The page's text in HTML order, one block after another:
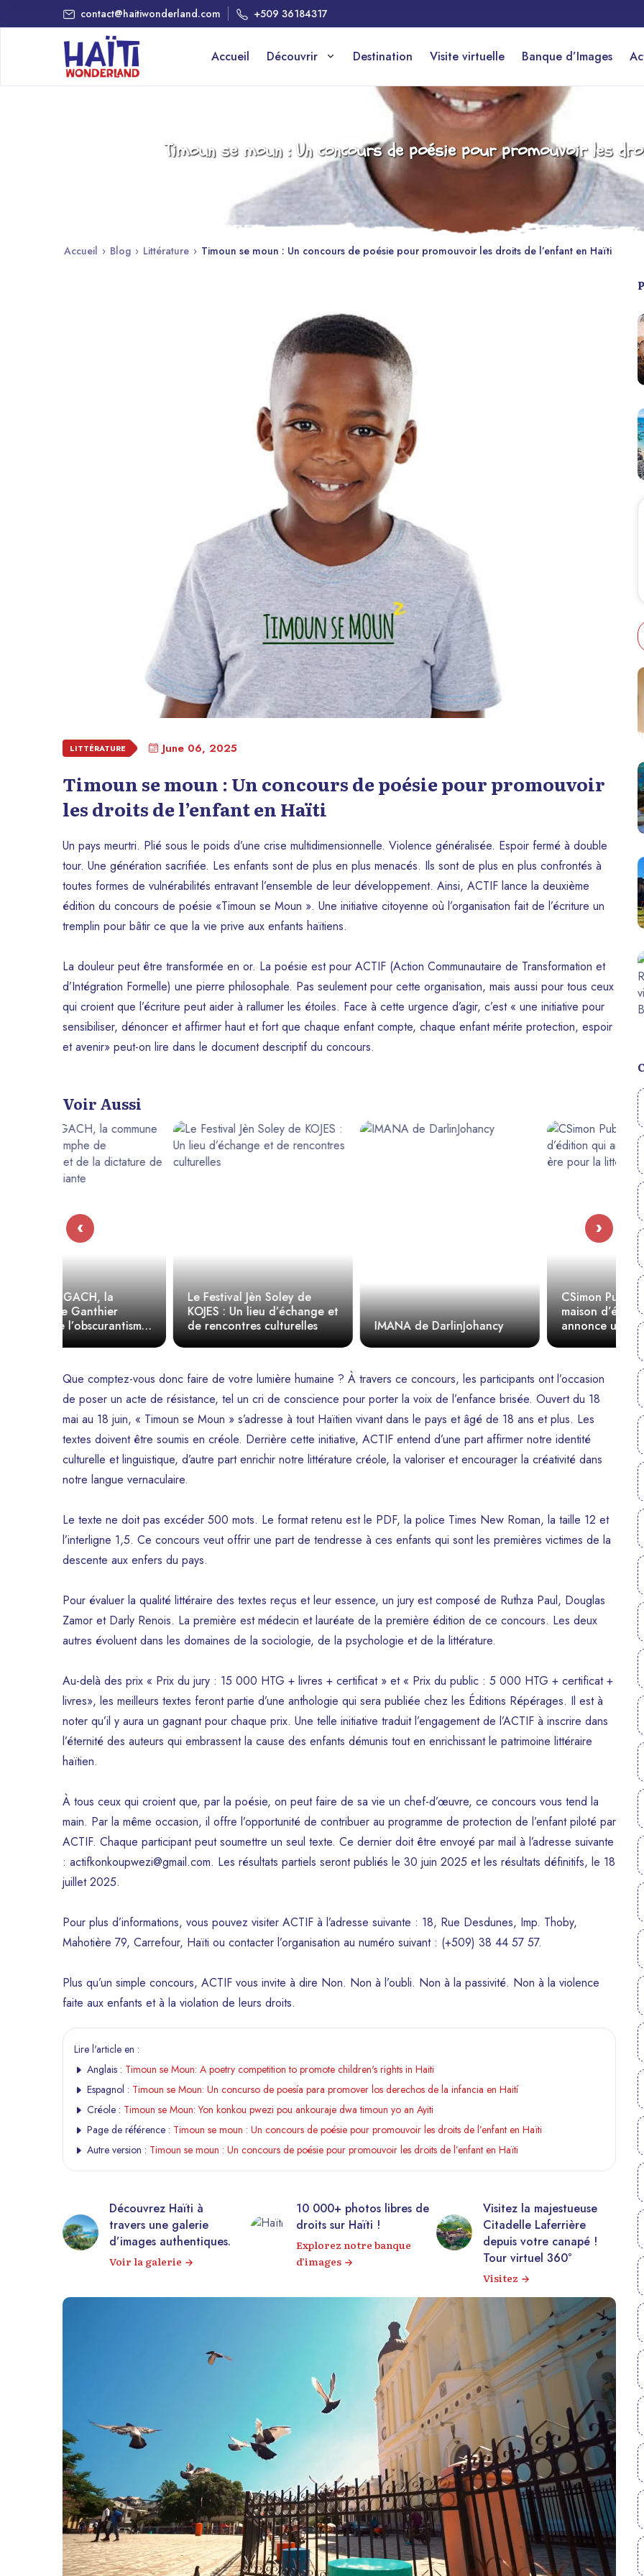
contact@haitiwonderland.com +509 36184317
Accueil Découvrir Destination Visite virtuelle Banque d’Images
Timoun se moun : Un concours de poésie pour promouvoir les
Accueil › Blog › Littérature › Timoun se moun : Un concours de poésie pour promouvoir les droits de l’enfant en Haïti
LITTÉRATURE June 06, 2025
Timoun se moun : Un concours de poésie pour promouvoir
les droits de l’enfant en Haïti
Un pays meurtri. Plié sous le poids d’une crise multidimensionnelle. Violence généralisée. Espoir fermé à double
tour. Une génération sacrifiée. Les enfants sont de plus en plus menacés. Ils sont de plus en plus confrontés à
toutes formes de vulnérabilités entravant l’ensemble de leur développement. Ainsi, ACTIF lance la deuxième
édition du concours de poésie «Timoun se Moun ». Une initiative citoyenne où l’organisation fait de l’écriture un
tremplin pour bâtir ce que la vie prive aux enfants haïtiens.
La douleur peut être transformée en or. La poésie est pour ACTIF (Action Communautaire de Transformation et
d’Intégration Formelle) une pierre philosophale. Pas seulement pour cette organisation, mais aussi pour tous ceux
qui croient que l’écriture peut aider à rallumer les étoiles. Face à cette urgence d’agir, c’est « une initiative pour
sensibiliser, dénoncer et affirmer haut et fort que chaque enfant compte, chaque enfant mérite protection, espoir
et avenir» peut-on lire dans le document descriptif du concours.
Voir Aussi
Le Festival Jèn Soley de
KOJES : Un lieu d’échange et
de rencontres culturelles
IMANA de DarlinJohancy
CSimon Publishing : la
maison d’édition qui
annonce une nouvelle ère
pour la littérature haïtienne
‹ ›
Que comptez-vous donc faire de votre lumière humaine ? À travers ce concours, les participants ont l’occasion
de poser un acte de résistance, tel un cri de conscience pour porter la voix de l’enfance brisée. Ouvert du 18
mai au 18 juin, « Timoun se Moun » s’adresse à tout Haïtien vivant dans le pays et âgé de 18 ans et plus. Les
textes doivent être soumis en créole. Derrière cette initiative, ACTIF entend d’une part affirmer notre identité
culturelle et linguistique, d’autre part enrichir notre littérature créole, la valoriser et encourager la créativité dans
notre langue vernaculaire.
Le texte ne doit pas excéder 500 mots. Le format retenu est le PDF, la police Times New Roman, la taille 12 et
l’interligne 1,5. Ce concours veut offrir une part de tendresse à ces enfants qui sont les premières victimes de la
descente aux enfers du pays.
Pour évaluer la qualité littéraire des textes reçus et leur essence, un jury est composé de Ruthza Paul, Douglas
Zamor et Darly Renois. La première est médecin et lauréate de la première édition de ce concours. Les deux
autres évoluent dans les domaines de la sociologie, de la psychologie et de la littérature.
Au-delà des prix « Prix du jury : 15 000 HTG + livres + certificat » et « Prix du public : 5 000 HTG + certificat +
livres», les meilleurs textes feront partie d’une anthologie qui sera publiée chez les Éditions Répérages. Il est à
noter qu’il y aura un gagnant pour chaque prix. Une telle initiative traduit l’engagement de l’ACTIF à inscrire dans
l’éternité des auteurs qui embrassent la cause des enfants démunis tout en enrichissant le patrimoine littéraire
haïtien.
À tous ceux qui croient que, par la poésie, on peut faire de sa vie un chef-d’œuvre, ce concours vous tend la
main. Par la même occasion, il offre l’opportunité de contribuer au programme de protection de l’enfant piloté par
ACTIF. Chaque participant peut soumettre un seul texte. Ce dernier doit être envoyé par mail à l’adresse suivante
: actifkonkoupwezi@gmail.com. Les résultats partiels seront publiés le 30 juin 2025 et les résultats définitifs, le 18
juillet 2025.
Pour plus d’informations, vous pouvez visiter ACTIF à l’adresse suivante : 18, Rue Desdunes, Imp. Thoby,
Mahotière 79, Carrefour, Haïti ou contacter l’organisation au numéro suivant : (+509) 38 44 57 57.
Plus qu’un simple concours, ACTIF vous invite à dire Non. Non à l’oubli. Non à la passivité. Non à la violence
faite aux enfants et à la violation de leurs droits.
Lire l'article en :
Anglais : Timoun se Moun: A poetry competition to promote children's rights in Haiti
Espagnol : Timoun se Moun: Un concurso de poesía para promover los derechos de la infancia en Haití
Créole : Timoun se Moun: Yon konkou pwezi pou ankouraje dwa timoun yo an Ayiti
Page de référence : Timoun se moun : Un concours de poésie pour promouvoir les droits de l’enfant en Haïti
Autre version : Timoun se moun : Un concours de poésie pour promouvoir les droits de l’enfant en Haïti
Découvrez Haïti à
travers une galerie
d’images authentiques.
Voir la galerie
10 000+ photos libres de
droits sur Haïti !
Explorez notre banque
d’images
Visitez la majestueuse
Citadelle Laferrière
depuis votre canapé !
Tour virtuel 360°
Visitez